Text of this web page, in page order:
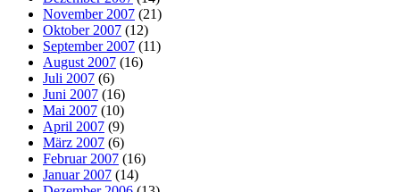
November 2007 (21)
Oktober 2007 (12)
September 2007 (11)
August 2007 (16)
Juli 2007 (6)
Juni 2007 (16)
Mai 2007 (10)
April 2007 (9)
März 2007 (6)
Februar 2007 (16)
Januar 2007 (14)